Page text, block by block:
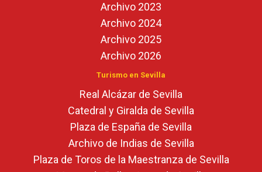
Archivo 2023
Archivo 2024
Archivo 2025
Archivo 2026
Turismo en Sevilla
Real Alcázar de Sevilla
Catedral y Giralda de Sevilla
Plaza de España de Sevilla
Archivo de Indias de Sevilla
Plaza de Toros de la Maestranza de Sevilla